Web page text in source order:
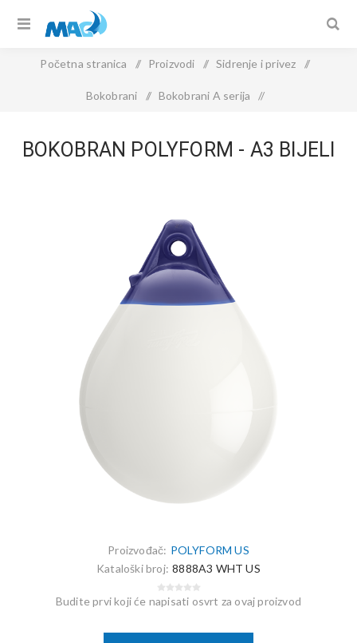
Početna stranica / Proizvodi / Sidrenje i privez /
Bokobrani / Bokobrani A serija /
BOKOBRAN POLYFORM - A3 BIJELI
Proizvođač: POLYFORM US
Kataloški broj: 8888A3 WHT US
Budite prvi koji će napisati osvrt za ovaj proizvod